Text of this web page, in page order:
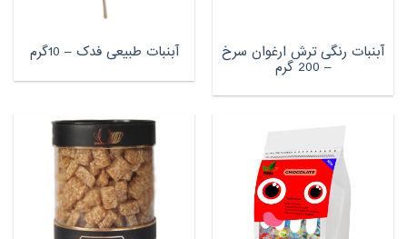
آبنبات رنگی ترش ارغوان سرخ
– 200 گرم
آبنبات طبیعی فدک – 10گرم